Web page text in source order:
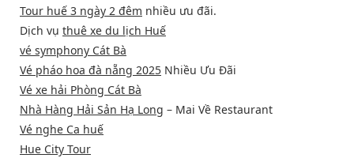
Tour huế 3 ngày 2 đêm nhiều ưu đãi.
Dịch vụ thuê xe du lịch Huế
vé symphony Cát Bà
Vé pháo hoa đà nẵng 2025 Nhiều Ưu Đãi
Vé xe hải Phòng Cát Bà
Nhà Hàng Hải Sản Hạ Long – Mai Về Restaurant
Vé nghe Ca huế
Hue City Tour